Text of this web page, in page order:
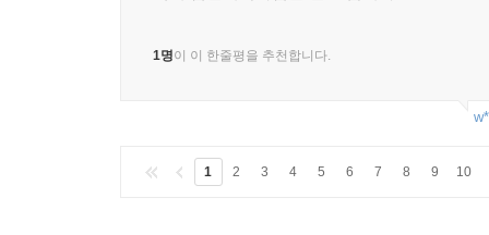
1명이 이 한줄평을 추천합니다.
1 2 3 4 5 6 7 8 9 10